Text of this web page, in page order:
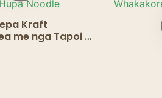
Kraft
me nga Tapoi –